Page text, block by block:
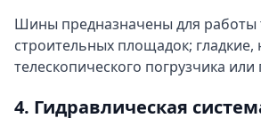
Шины предназначены для работы
строительных площадок;
телескопического погрузчика
4. Гидравлическая